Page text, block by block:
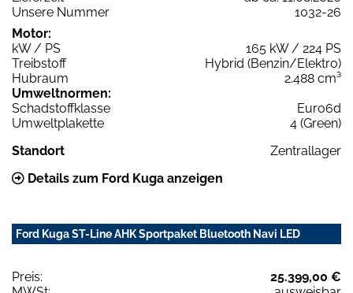
Unsere Nummer
1032-26
Motor:
kW / PS
165 kW / 224 PS
Treibstoff
Hybrid (Benzin/Elektro)
Hubraum
2.488 cm³
Umweltnormen:
Schadstoffklasse
Euro6d
Umweltplakette
4 (Green)
Standort
Zentrallager
Details zum Ford Kuga anzeigen
Ford Kuga ST-Line AHK Sportpaket Bluetooth Navi LED
Preis:
25.399,00 €